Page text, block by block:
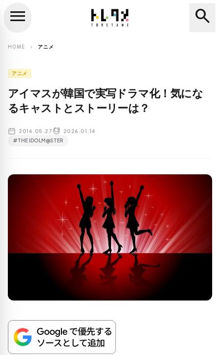
search
menu search
HOME chevron_right アニメ
アニメ
アイマスが韓国で実写ドラマ化！気にな
るキャストとストーリーは？
2016.05.27 2026.01.14
#THE IDOLM@STER